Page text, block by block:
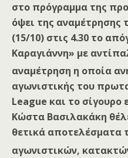
στο πρόγραμμα της
όψει της αναμέτρησης
(15/10) στις 4.30 το
Καραγιάννη» με
αναμέτρηση η οποία
αγωνιστικής του
League και το σίγουρο
Κώστα Βασιλακάκη
θετικά αποτελέσματα
αγωνιστικών,